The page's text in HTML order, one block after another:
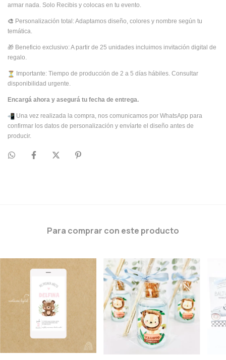
armar nada. Solo Recibis y colocas en tu evento.
🎨 Personalización total: Adaptamos diseño, colores y nombre según tu
temática.
🎁 Beneficio exclusivo: A partir de 25 unidades incluimos invitación digital de
regalo.
Importante: Tiempo de producción de 2 a 5 días hábiles. Consultar
disponibilidad urgente.
Encargá ahora y asegurá tu fecha de entrega.
Una vez realizada la compra, nos comunicamos por WhatsApp para
confirmar los datos de personalización y envíarte el diseño antes de
producir.
Para comprar con este producto